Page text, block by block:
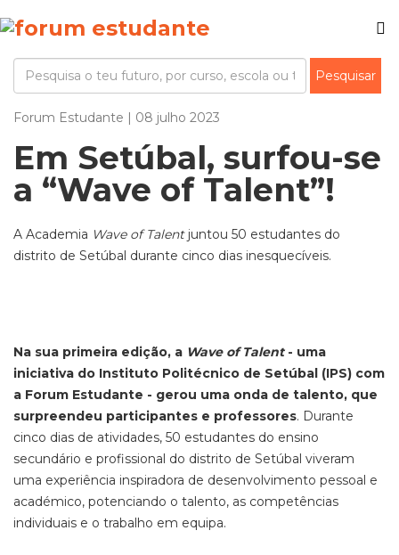
Forum Estudante | 08 julho 2023
Em Setúbal, surfou-se
a “Wave of Talent”!
A Academia Wave of Talentjuntou 50 estudantes do
distrito de Setúbal durante cinco dias inesquecíveis.
Na sua primeira edição, a Wave of Talent- uma
iniciativa do Instituto Politécnico de Setúbal (IPS) com
a Forum Estudante - gerou uma onda de talento, que
surpreendeu participantes e professores. Durante
cinco dias de atividades, 50 estudantes do ensino
secundário e profissional do distrito de Setúbal viveram
uma experiência inspiradora de desenvolvimento pessoal e
académico, potenciando o talento, as competências
individuais e o trabalho em equipa.